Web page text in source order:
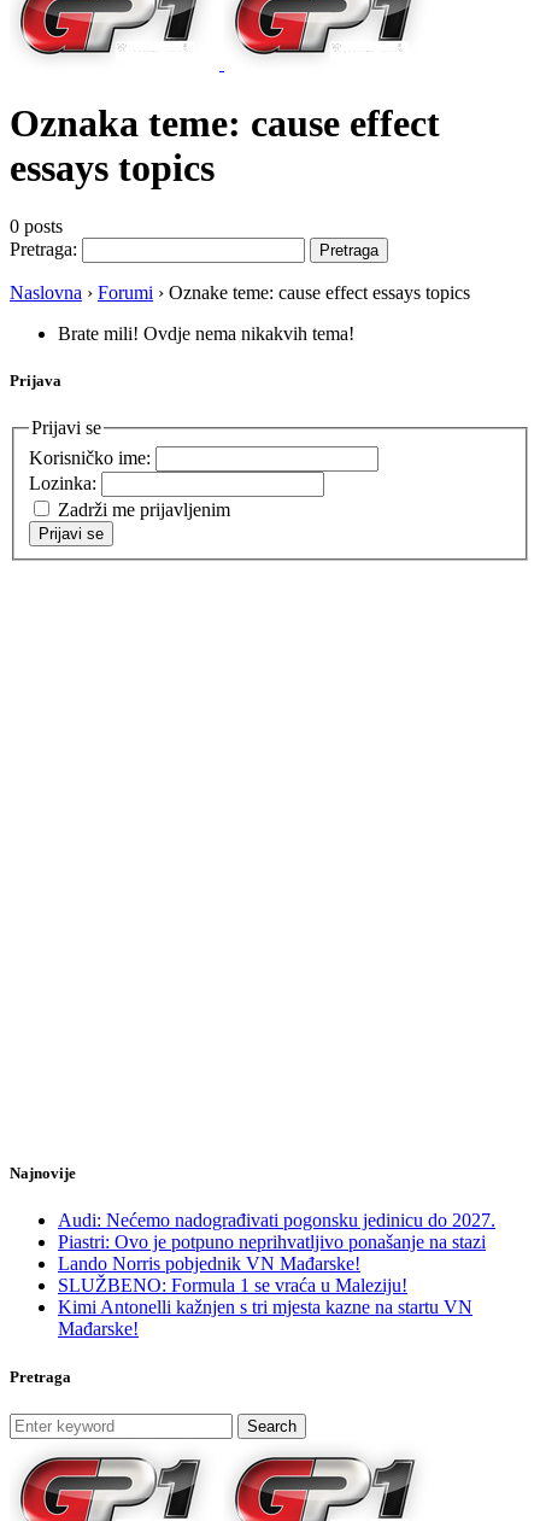
Oznaka teme: cause effect
essays topics
0 posts
Pretraga:
Naslovna › Forumi › Oznake teme: cause effect essays topics
Brate mili! Ovdje nema nikakvih tema!
Prijava
Prijavi se
Korisničko ime:
Lozinka:
Zadrži me prijavljenim
Prijavi se
Najnovije
Audi: Nećemo nadograđivati pogonsku jedinicu do 2027.
Piastri: Ovo je potpuno neprihvatljivo ponašanje na stazi
Lando Norris pobjednik VN Mađarske!
SLUŽBENO: Formula 1 se vraća u Maleziju!
Kimi Antonelli kažnjen s tri mjesta kazne na startu VN
Mađarske!
Pretraga
Search